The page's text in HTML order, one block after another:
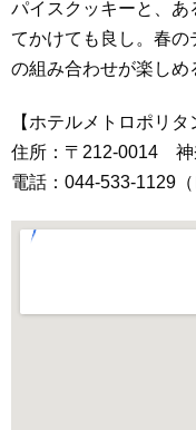
パイスクッキーと、あ
てかけても良し。春の
の組み合わせが楽しめ
【ホテルメトロポリタ
住所：〒212-0014 神
電話：044-533-1129（